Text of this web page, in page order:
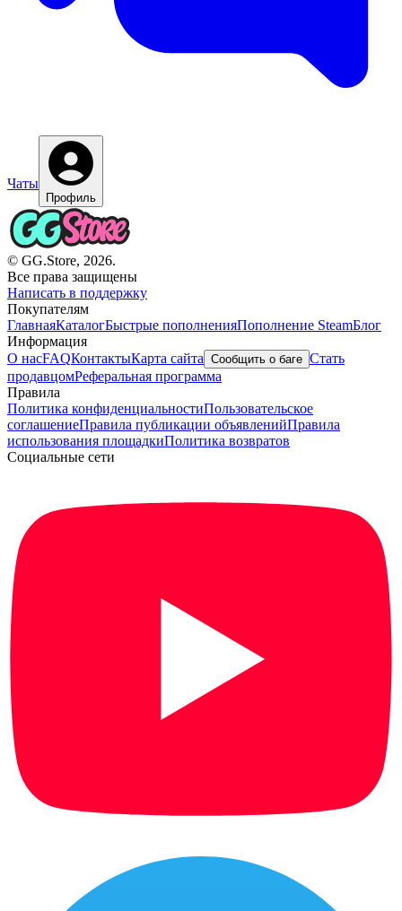
Чаты
Профиль
© GG.Store, 2026.
Все права защищены
Написать в поддержку
Покупателям
ГлавнаяКаталогБыстрые пополненияПополнение SteamБлог
Информация
О насFAQКонтактыКарта сайта Сообщить о баге Стать
продавцомРеферальная программа
Правила
Политика конфиденциальностиПользовательское
соглашениеПравила публикации объявленийПравила
использования площадкиПолитика возвратов
Социальные сети